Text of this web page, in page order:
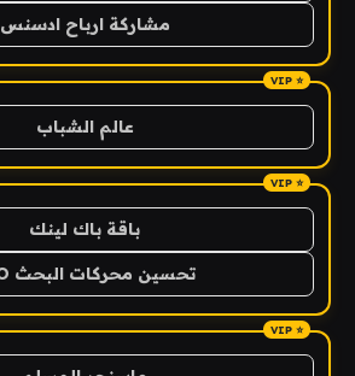
مشاركة ارباح ادسنس
عالم الشباب
باقة باك لينك
تحسين محركات البحث SEO